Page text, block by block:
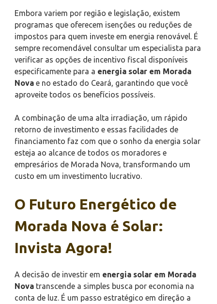
Embora variem por região e legislação, existem
programas que oferecem isenções ou reduções de
impostos para quem investe em energia renovável. É
sempre recomendável consultar um especialista para
verificar as opções de incentivo fiscal disponíveis
especificamente para a energia solar em Morada
Nova e no estado do Ceará, garantindo que você
aproveite todos os benefícios possíveis.
A combinação de uma alta irradiação, um rápido
retorno de investimento e essas facilidades de
financiamento faz com que o sonho da energia solar
esteja ao alcance de todos os moradores e
empresários de Morada Nova, transformando um
custo em um investimento lucrativo.
O Futuro Energético de
Morada Nova é Solar:
Invista Agora!
A decisão de investir em energia solar em Morada
Nova transcende a simples busca por economia na
conta de luz. É um passo estratégico em direção a